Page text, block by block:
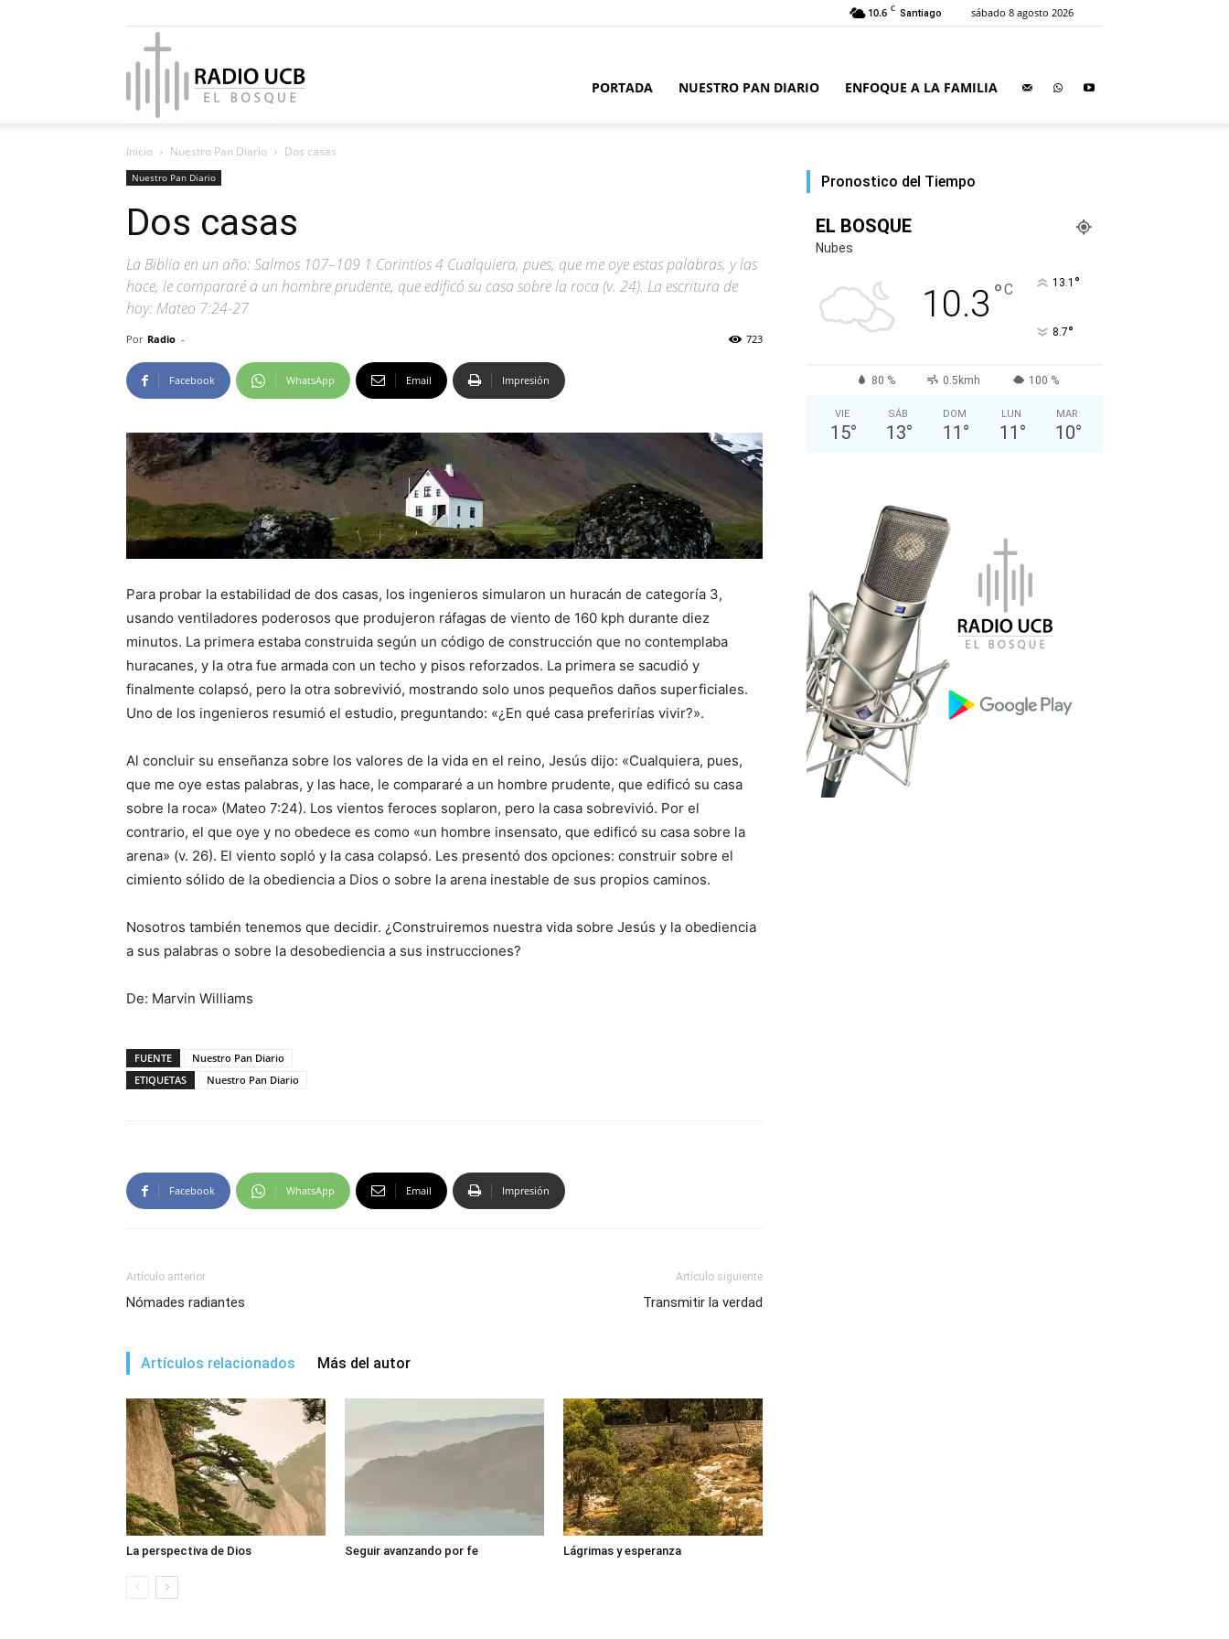
10.6 C Santiago sábado 8 agosto 2026
Radio
El
Bosque
PORTADA NUESTRO PAN DIARIO ENFOQUE A LA FAMILIA
Inicio Nuestro Pan Diario Dos casas
Nuestro Pan Diario
Dos casas
La Biblia en un año: Salmos 107–109 1 Corintios 4 Cualquiera, pues, que me oye estas palabras, y las
hace, le compararé a un hombre prudente, que edificó su casa sobre la roca (v. 24). La escritura de
hoy: Mateo 7:24-27
Por Radio - 723
Facebook WhatsApp Email Impresión
Para probar la estabilidad de dos casas, los ingenieros simularon un huracán de categoría 3,
usando ventiladores poderosos que produjeron ráfagas de viento de 160 kph durante diez
minutos. La primera estaba construida según un código de construcción que no contemplaba
huracanes, y la otra fue armada con un techo y pisos reforzados. La primera se sacudió y
finalmente colapsó, pero la otra sobrevivió, mostrando solo unos pequeños daños superficiales.
Uno de los ingenieros resumió el estudio, preguntando: «¿En qué casa preferirías vivir?».
Al concluir su enseñanza sobre los valores de la vida en el reino, Jesús dijo: «Cualquiera, pues,
que me oye estas palabras, y las hace, le compararé a un hombre prudente, que edificó su casa
sobre la roca» (Mateo 7:24). Los vientos feroces soplaron, pero la casa sobrevivió. Por el
contrario, el que oye y no obedece es como «un hombre insensato, que edificó su casa sobre la
arena» (v. 26). El viento sopló y la casa colapsó. Les presentó dos opciones: construir sobre el
cimiento sólido de la obediencia a Dios o sobre la arena inestable de sus propios caminos.
Nosotros también tenemos que decidir. ¿Construiremos nuestra vida sobre Jesús y la obediencia
a sus palabras o sobre la desobediencia a sus instrucciones?
De: Marvin Williams
FUENTE
Nuestro Pan Diario
ETIQUETAS
Nuestro Pan Diario
Facebook WhatsApp Email Impresión
Artículo anterior
Nómades radiantes
Artículo siguiente
Transmitir la verdad
Artículos relacionados Más del autor
La perspectiva de Dios Seguir avanzando por fe Lágrimas y esperanza
Pronostico del Tiempo
EL BOSQUE
Nubes
10.3 °C 13.1 °
8.7°
80 % 0.5kmh 100 %
VIE
15°
SÁB
13°
DOM
11 °
LUN
11 °
MAR
10°